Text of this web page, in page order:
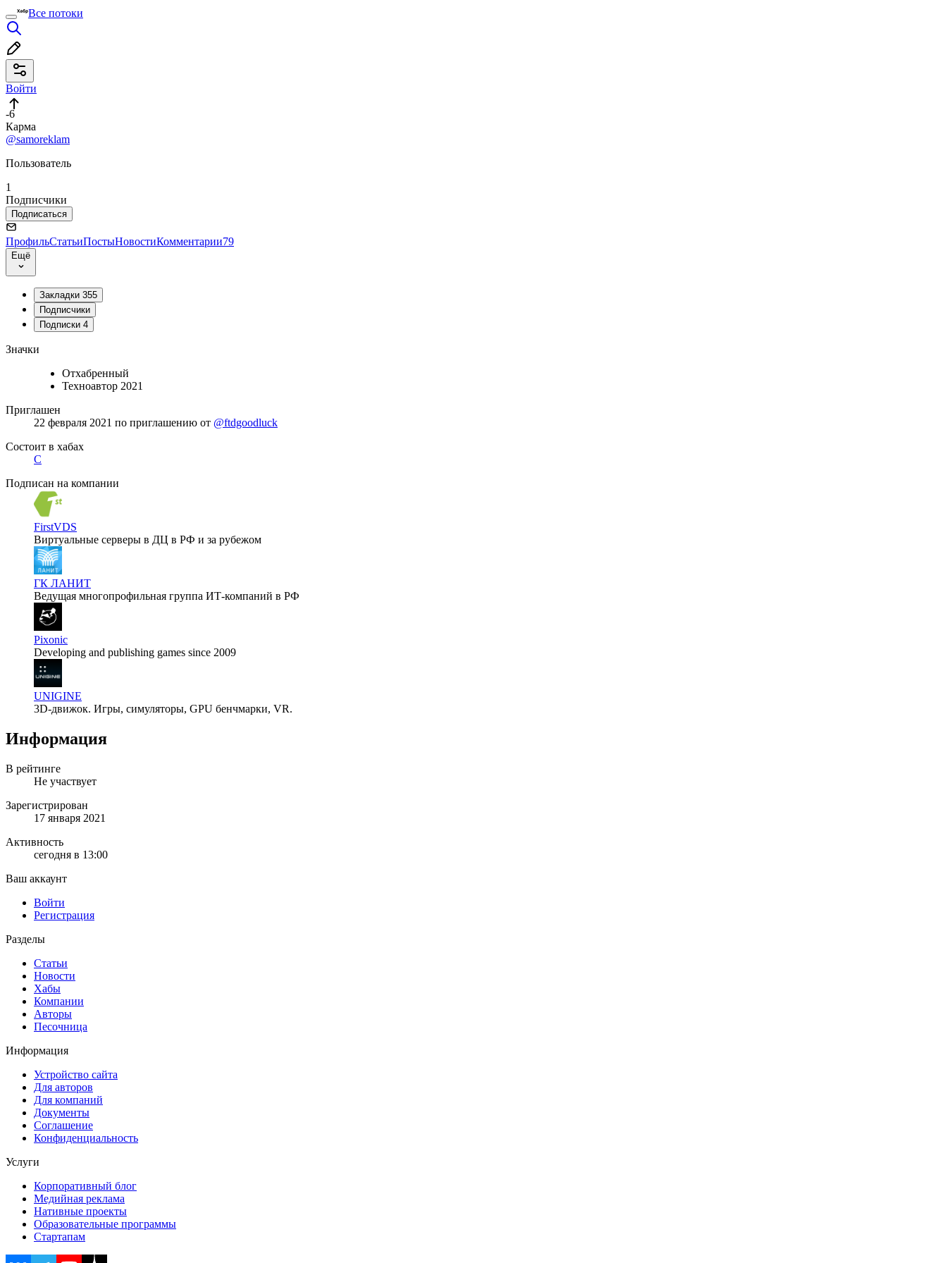
Все потоки
Войти
-6
Карма
@samoreklam
Пользователь
1
Подписчики
Подписаться
ПрофильСтатьиПостыНовостиКомментарии79
Ещё
Закладки 355
Подписчики
Подписки 4
Значки
Отхабренный
Техноавтор 2021
Приглашен
22 февраля 2021 по приглашению от @ftdgoodluck
Состоит в хабах
C
Подписан на компании
FirstVDS
Виртуальные серверы в ДЦ в РФ и за рубежом
ГК ЛАНИТ
Ведущая многопрофильная группа ИТ-компаний в РФ
Pixonic
Developing and publishing games since 2009
UNIGINE
3D-движок. Игры, симуляторы, GPU бенчмарки, VR.
Информация
В рейтинге
Не участвует
Зарегистрирован
17 января 2021
Активность
сегодня в 13:00
Ваш аккаунт
Войти
Регистрация
Разделы
Статьи
Новости
Хабы
Компании
Авторы
Песочница
Информация
Устройство сайта
Для авторов
Для компаний
Документы
Соглашение
Конфиденциальность
Услуги
Корпоративный блог
Медийная реклама
Нативные проекты
Образовательные программы
Стартапам